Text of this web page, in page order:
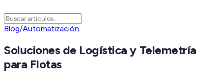
Blog/Automatización
Soluciones de Logística y Telemetría
para Flotas